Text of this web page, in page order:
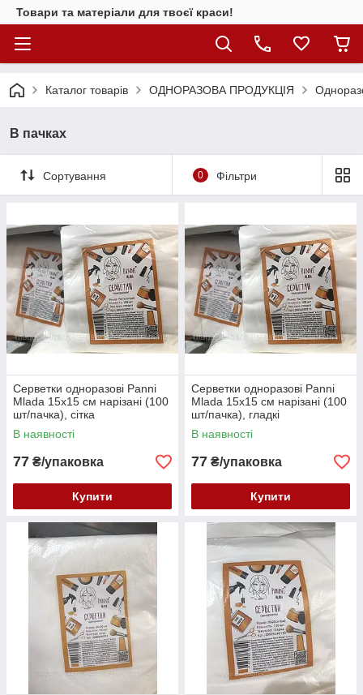
Товари та матеріали для твоєї краси!
Каталог товарiв ОДНОРАЗОВА ПРОДУКЦІЯ
В пачках
Сортування 0 Фільтри
Серветки одноразові Panni
Mlada 15х15 см нарізані (100
шт/пачка), сітка
В наявності
77 ₴/упаковка
Купити
Серветки одноразові Panni
Mlada 15х15 см нарізані (100
шт/пачка), гладкі
В наявності
77 ₴/упаковка
Купити